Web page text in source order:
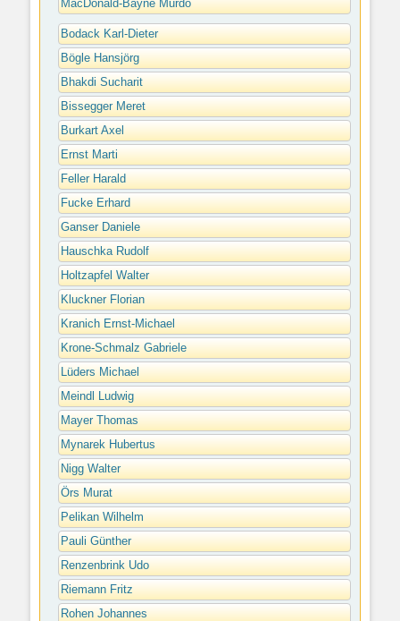
MacDonald-Bayne Murdo
Bodack Karl-Dieter
Bögle Hansjörg
Bhakdi Sucharit
Bissegger Meret
Burkart Axel
Ernst Marti
Feller Harald
Fucke Erhard
Ganser Daniele
Hauschka Rudolf
Holtzapfel Walter
Kluckner Florian
Kranich Ernst-Michael
Krone-Schmalz Gabriele
Lüders Michael
Meindl Ludwig
Mayer Thomas
Mynarek Hubertus
Nigg Walter
Örs Murat
Pelikan Wilhelm
Pauli Günther
Renzenbrink Udo
Riemann Fritz
Rohen Johannes